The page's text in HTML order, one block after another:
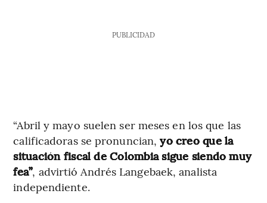
PUBLICIDAD
“Abril y mayo suelen ser meses en los que las
calificadoras se pronuncian,yo creo que la
situación fiscal de Colombia sigue siendo muy
fea”, advirtió Andrés Langebaek, analista
independiente.